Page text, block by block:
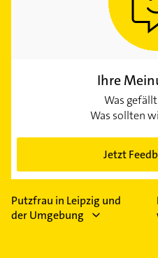
Ihre
Was
Was sollten
Jetzt
Putzfrau in Leipzig und
der Umgebung